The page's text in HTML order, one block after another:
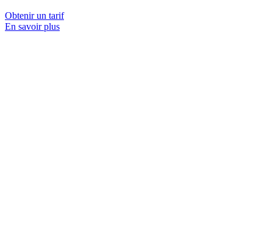
Obtenir un tarif
En savoir plus